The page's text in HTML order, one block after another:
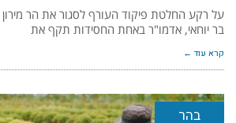
על רקע החלטת פיקוד העורף לסגור את הר מירון
בר יוחאי, אדמו"ר באחת החסידות תקף את
קרא עוד ←
בהר